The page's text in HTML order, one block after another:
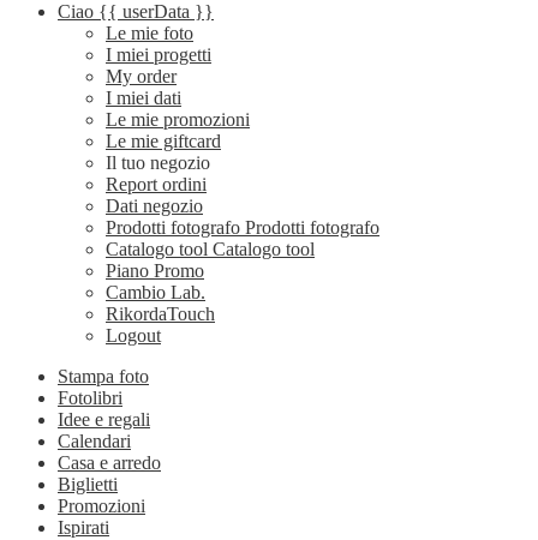
Ciao {{ userData }}
Le mie foto
I miei progetti
My order
I miei dati
Le mie promozioni
Le mie giftcard
Il tuo negozio
Report ordini
Dati negozio
Prodotti fotografo Prodotti fotografo
Catalogo tool Catalogo tool
Piano Promo
Cambio Lab.
RikordaTouch
Logout
Stampa foto
Fotolibri
Idee e regali
Calendari
Casa e arredo
Biglietti
Promozioni
Ispirati